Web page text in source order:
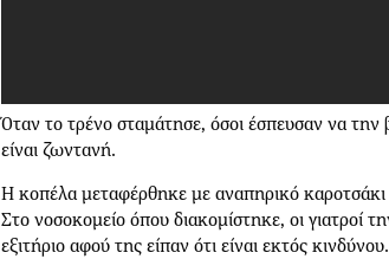
Όταν το τρένο σταμάτησε, όσοι έσπευσαν να
είναι ζωντανή.
Η κοπέλα μεταφέρθηκε με αναπηρικό καροτσάκι
Στο νοσοκομείο όπου διακομίστηκε, οι γιατροί
εξιτήριο αφού της είπαν ότι είναι εκτός κινδύνου.